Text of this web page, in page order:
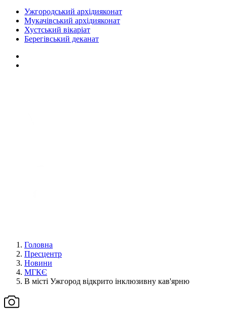
Ужгородський архідияконат
Мукачівський архідияконат
Хустський вікаріат
Берегівський деканат
Головна
Пресцентр
Новини
МГКЄ
В місті Ужгород відкрито інклюзивну кав'ярню